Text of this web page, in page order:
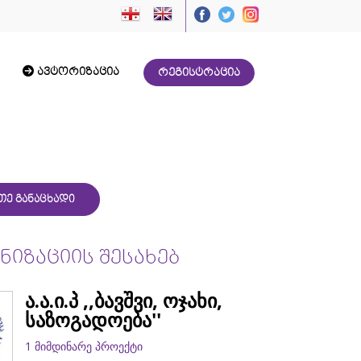
ავტორიზაცია რეგისტრაცია
განაცხადი
შესახებ
ა.ა.ი.პ ,,ბავშვი, ოჯახი,
საზოგადოება''
1 მიმდინარე პროექტი